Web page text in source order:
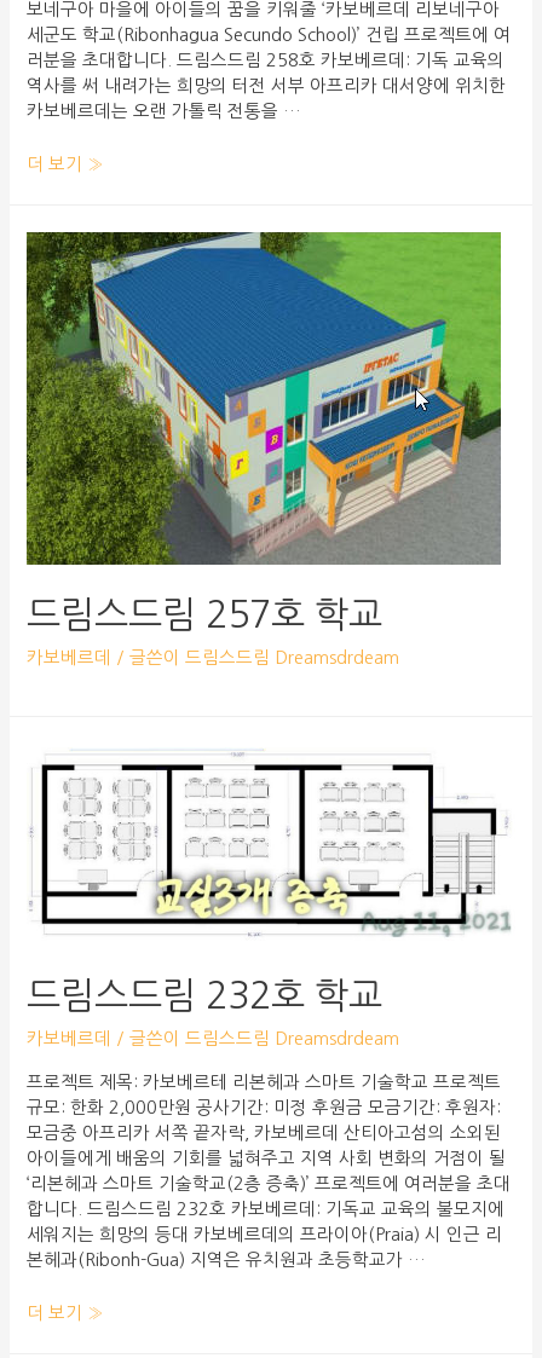
보네구아 마을에 아이들의 꿈을 키워줄 ‘카보베르데 리보네구아
세군도 학교(Ribonhagua Secundo School)’ 건립 프로젝트에 여
러분을 초대합니다. 드림스드림 258호 카보베르데: 기독 교육의
역사를 써 내려가는 희망의 터전 서부 아프리카 대서양에 위치한
카보베르데는 오랜 가톨릭 전통을 …
더 보기 »
드림스드림 257호 학교
카보베르데 / 글쓴이드림스드림 Dreamsdrdeam
드림스드림 232호 학교
카보베르데 / 글쓴이드림스드림 Dreamsdrdeam
프로젝트 제목: 카보베르테 리본헤과 스마트 기술학교 프로젝트
규모: 한화 2,000만원 공사기간: 미정 후원금 모금기간: 후원자:
모금중 아프리카 서쪽 끝자락, 카보베르데 산티아고섬의 소외된
아이들에게 배움의 기회를 넓혀주고 지역 사회 변화의 거점이 될
‘리본헤과 스마트 기술학교(2층 증축)’ 프로젝트에 여러분을 초대
합니다. 드림스드림 232호 카보베르데: 기독교 교육의 불모지에
세워지는 희망의 등대 카보베르데의 프라이아(Praia) 시 인근 리
본헤과(Ribonh-Gua) 지역은 유치원과 초등학교가 …
더 보기 »